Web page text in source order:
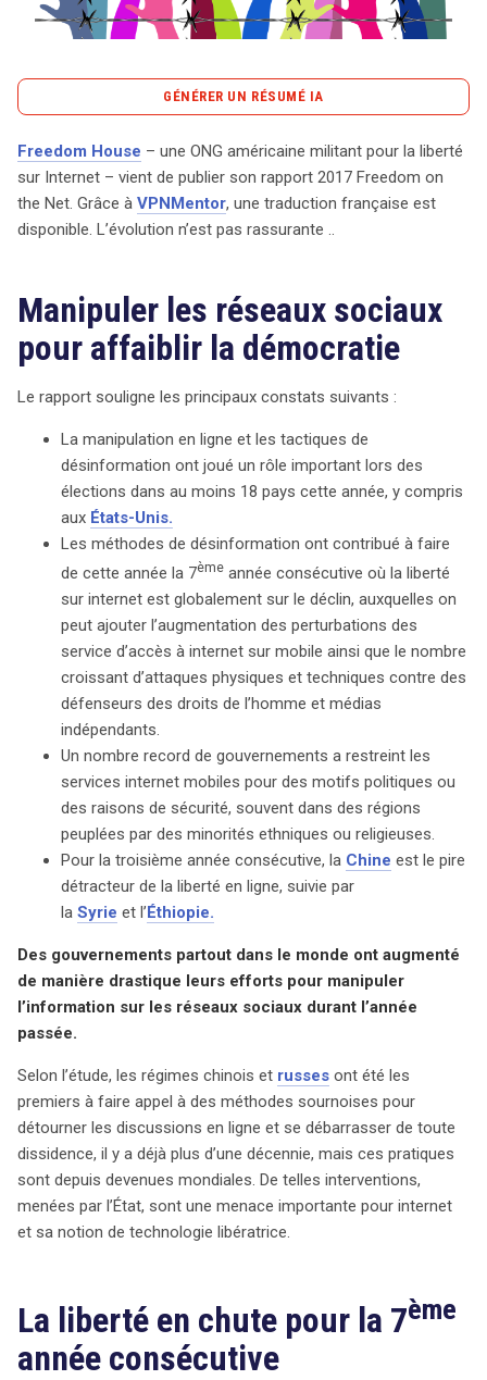
Rechercher
CONTACT
GÉNÉRER UN RÉSUMÉ IA
Le rapport 2017 de Freedom House sur la liberté sur
Internet révèle une tendance préoccupante : la liberté en
ligne est en déclin pour la septième année consécutive,
moins 18 pays, y compris les États-Unis. L’étude
souligne que près de la moitié des 65 pays évalués ont
connu un recul, avec un nombre record de
pour des raisons politiques. La Chine, pour la troisième
année consécutive, reste le pays le plus répressif envers
la liberté en ligne. Les attaques physiques et techniques
contre les défenseurs des droits de l’homme et les
médias indépendants sont en hausse, tout comme les
cyberattaques, facilitées par des technologies à faible
coût. Les gouvernements, tels que ceux de la Russie et
de la Chine, utilisent des bots pour manipuler le discours
en ligne, noyant la dissidence et contrôlant l’information.
De plus, l’usage croissant de la censure ciblant les
vidéos en direct vise à limiter la diffusion d’informations
critiques lors de manifestations. Ce constat alarmant
met en lumière les défis croissants auxquels fait face la
liberté d’expression sur Internet, soulignant l’importance
d’une vigilance continue pour protéger les droits
numériques des citoyens à l’échelle mondiale. Les
efforts de manipulation et de censure ne cessent
d’augmenter, menaçant ainsi l’intégrité de l’information
et de la démocratie.
Freedom House – une ONG américaine militant pour la liberté
sur Internet – vient de publier son rapport 2017 Freedom on
the Net. Grâce à VPNMentor, une traduction française est
disponible. L’évolution n’est pas rassurante ..
Manipuler les réseaux sociaux
pour affaiblir la démocratie
Le rapport souligne les principaux constats suivants :
La manipulation en ligne et les tactiques de
désinformation ont joué un rôle important lors des
élections dans au moins 18 pays cette année, y compris
aux États-Unis.
Les méthodes de désinformation ont contribué à faire
de cette année la 7ème année consécutive où la liberté
sur internet est globalement sur le déclin, auxquelles on
peut ajouter l’augmentation des perturbations des
service d’accès à internet sur mobile ainsi que le nombre
croissant d’attaques physiques et techniques contre des
défenseurs des droits de l’homme et médias
indépendants.
Un nombre record de gouvernements a restreint les
services internet mobiles pour des motifs politiques ou
des raisons de sécurité, souvent dans des régions
peuplées par des minorités ethniques ou religieuses.
Pour la troisième année consécutive, la Chine est le pire
détracteur de la liberté en ligne, suivie par
la Syrie et l’Éthiopie.
Des gouvernements partout dans le monde ont augmenté
de manière drastique leurs efforts pour manipuler
l’information sur les réseaux sociaux durant l’année
passée.
Selon l’étude, les régimes chinois et russes ont été les
premiers à faire appel à des méthodes sournoises pour
détourner les discussions en ligne et se débarrasser de toute
dissidence, il y a déjà plus d’une décennie, mais ces pratiques
sont depuis devenues mondiales. De telles interventions,
menées par l’État, sont une menace importante pour internet
et sa notion de technologie libératrice.
La liberté en chute pour la 7ème
année consécutive